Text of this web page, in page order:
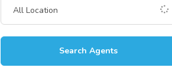
Search Agents